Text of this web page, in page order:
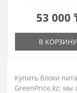
53 000
В КОРЗИНУ
Купить блоки
GreenPrice.kz: мы